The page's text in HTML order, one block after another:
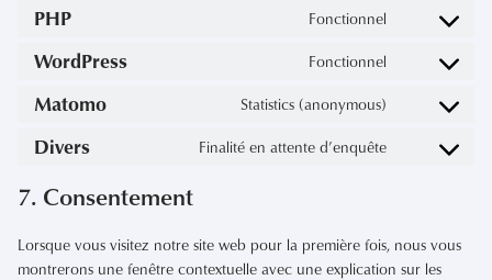
service
PHP Fonctionnel Consent
service
WordPress Fonctionnel Consent
service
wordpress
Matomo Statistics (anonymous) Consent
service
matomo
Divers Finalité en attente d’enquête Consent
7. Consentement
Lorsque vous visitez notre site web pour la première fois, nous vous
montrerons une fenêtre contextuelle avec une explication sur les